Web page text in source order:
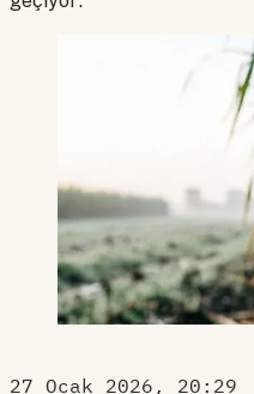
27 Ocak 2026, 20:29